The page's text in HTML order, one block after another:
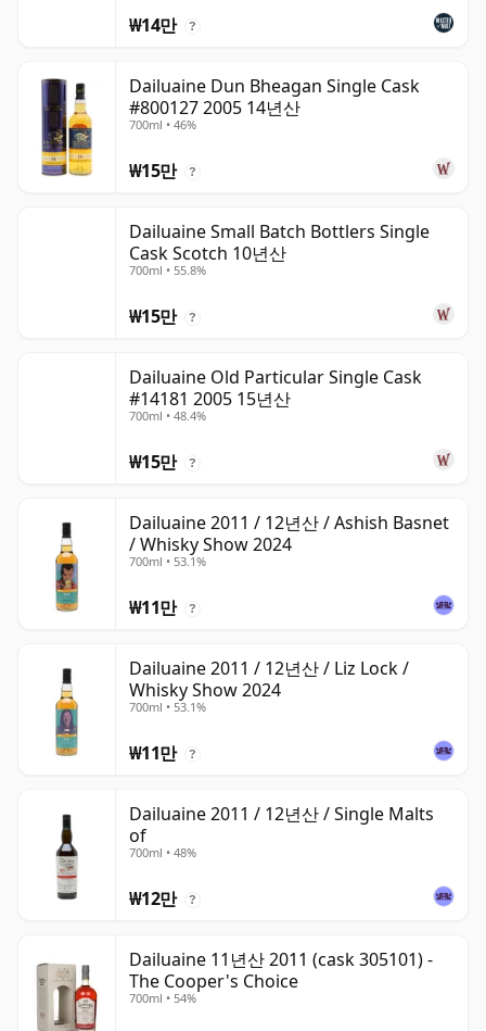
₩14만 ?
Dailuaine Dun Bheagan Single Cask
#800127 2005 14년산
700ml • 46%
₩15만 ?
Dailuaine Small Batch Bottlers Single
Cask Scotch 10년산
700ml • 55.8%
₩15만 ?
Dailuaine Old Particular Single Cask
#14181 2005 15년산
700ml • 48.4%
₩15만 ?
Dailuaine 2011 / 12년산 / Ashish Basnet
/ Whisky Show 2024
700ml • 53.1%
₩11만 ?
Dailuaine 2011 / 12년산 / Liz Lock /
Whisky Show 2024
700ml • 53.1%
₩11만 ?
Dailuaine 2011 / 12년산 / Single Malts
of
700ml • 48%
₩12만 ?
Dailuaine 11년산 2011 (cask 305101) -
The Cooper's Choice
700ml • 54%